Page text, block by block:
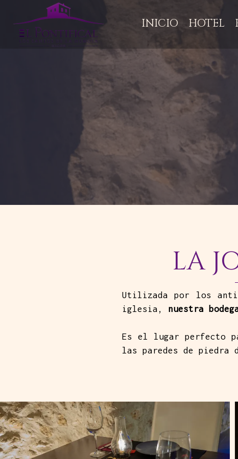
INICIO HOTEL
LA
Utilizada por los
iglesia, nuestra
Es el lugar perfecto
las paredes de